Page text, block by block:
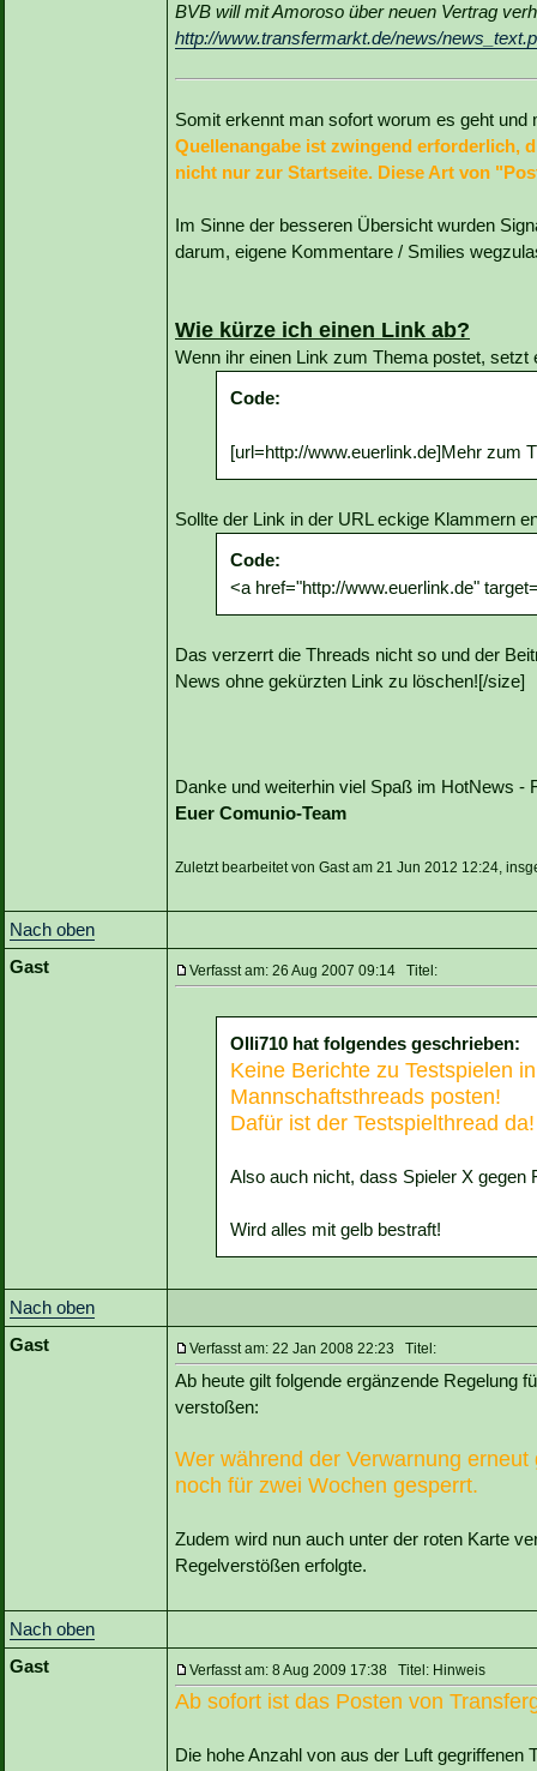
BVB will mit Amoroso über neuen Vertrag
http://www.transfermarkt.de/news/
Somit erkennt man sofort worum es geht
Quellenangabe ist zwingend erforderlich,
nicht nur zur Startseite. Diese Art von
Im Sinne der besseren Übersicht wurden
darum, eigene Kommentare / Smilies
Wie kürze ich einen Link ab?
Wenn ihr einen Link zum Thema postet,
Code:
[url=http://www.euerlink.de]Mehr zum
Sollte der Link in der URL eckige Klammern
Code:
<a href="http://www.euerlink.de"
Das verzerrt die Threads nicht so und der
News ohne gekürzten Link zu löschen![/size]
Danke und weiterhin viel Spaß im HotNews -
Euer Comunio-Team
Zuletzt bearbeitet von Gast am 21 Jun 2012 12:24,
Nach oben
Gast
Verfasst am: 26 Aug 2007 09:14 Titel:
Olli710 hat folgendes geschrieben:
Keine Berichte zu Testspielen
Mannschaftsthreads posten!
Dafür ist der Testspielthread da!
Also auch nicht, dass Spieler X gegen
Wird alles mit gelb bestraft!
Nach oben
Gast
Verfasst am: 22 Jan 2008 22:23 Titel:
Ab heute gilt folgende ergänzende Regelung
verstoßen:
Wer während der Verwarnung
noch für zwei Wochen gesperrt.
Zudem wird nun auch unter der roten Karte
Regelverstößen erfolgte.
Nach oben
Gast
Verfasst am: 8 Aug 2009 17:38 Titel: Hinweis
Ab sofort ist das Posten von
Die hohe Anzahl von aus der Luft gegriffenen